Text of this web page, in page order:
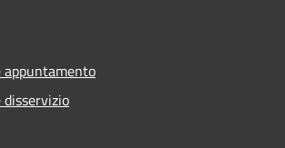
appuntamento
disservizio